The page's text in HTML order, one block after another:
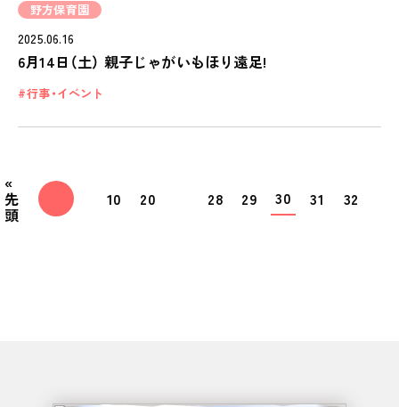
野方保育園
2025.06.16
6月14日（土） 親子じゃがいもほり遠足!
行事・イベント
«
先
頭
10 20 28 29 30 31 32